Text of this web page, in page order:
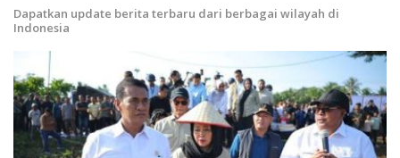
Dapatkan update berita terbaru dari berbagai wilayah di
Indonesia